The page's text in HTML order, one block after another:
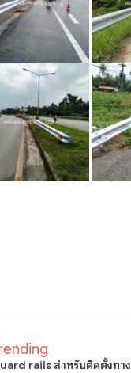
rails สำหรับติดตั้งทาง